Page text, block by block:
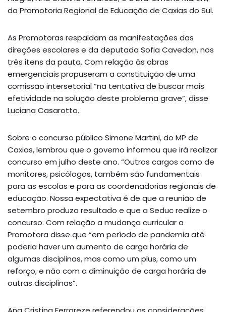
da Promotoria Regional de Educação de Caxias do Sul.
As Promotoras respaldam as manifestações das
direções escolares e da deputada Sofia Cavedon, nos
três itens da pauta. Com relação às obras
emergenciais propuseram a constituição de uma
comissão intersetorial “na tentativa de buscar mais
efetividade na solução deste problema grave”, disse
Luciana Casarotto.
Sobre o concurso público Simone Martini, do MP de
Caxias, lembrou que o governo informou que irá realizar
concurso em julho deste ano. “Outros cargos como de
monitores, psicólogos, também são fundamentais
para as escolas e para as coordenadorias regionais de
educação. Nossa expectativa é de que a reunião de
setembro produza resultado e que a Seduc realize o
concurso. Com relação a mudança curricular a
Promotora disse que “em período de pandemia até
poderia haver um aumento de carga horária de
algumas disciplinas, mas como um plus, como um
reforço, e não com a diminuição de carga horária de
outras disciplinas”.